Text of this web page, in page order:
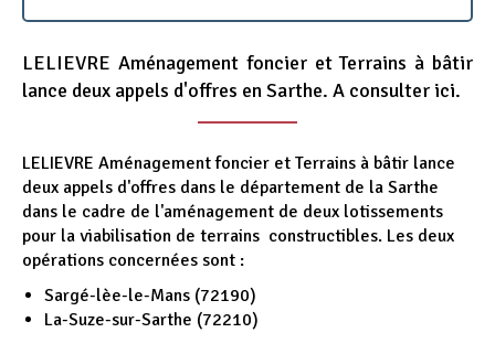
Appel d'offres
Nous rejoindre
LELIEVRE Aménagement foncier et Terrains à bâtir
lance deux appels d'offres en Sarthe. A consulter ici.
LELIEVRE Aménagement foncier et Terrains à bâtir lance
deux appels d'offres dans le département de la Sarthe
dans le cadre de l'aménagement de deux lotissements
pour la viabilisation de terrains constructibles. Les deux
opérations concernées sont :
Sargé-lèe-le-Mans (72190)
La-Suze-sur-Sarthe (72210)